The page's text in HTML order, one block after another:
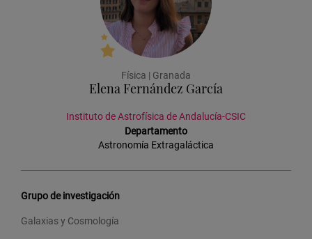
Física | Granada
Elena Fernández García
Instituto de Astrofísica de Andalucía-CSIC
Departamento
Astronomía Extragaláctica
Grupo de investigación
Galaxias y Cosmología